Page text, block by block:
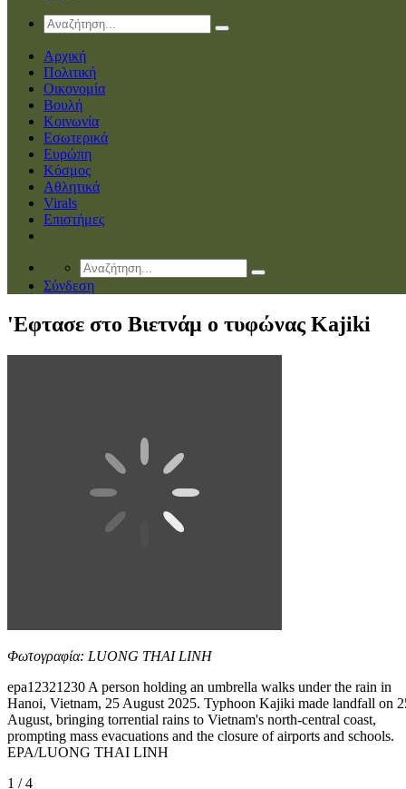
Αρχική
Πολιτική
Οικονομία
Βουλή
Κοινωνία
Εσωτερικά
Ευρώπη
Κόσμος
Αθλητικά
Virals
Επιστήμες
Σύνδεση
'Eφτασε στο Βιετνάμ ο τυφώνας Kajiki
Φωτογραφία: LUONG THAI LINH
epa12321230 A person holding an umbrella walks under the rain in
Hanoi, Vietnam, 25 August 2025. Typhoon Kajiki made landfall on
August, bringing torrential rains to Vietnam's north-central coast,
prompting mass evacuations and the closure of airports and schools.
EPA/LUONG THAI LINH
1 / 4